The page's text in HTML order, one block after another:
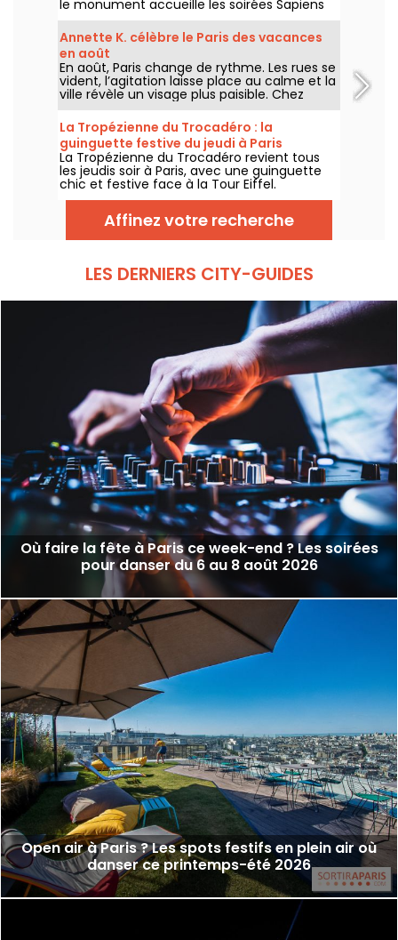
le monument accueille les soirées Sapiens
Tower avec Agoria et plusieurs artistes de la
scène électro, chaque jeudi au premier
étage.
Annette K. célèbre le Paris des vacances
en août
En août, Paris change de rythme. Les rues se
vident, l’agitation laisse place au calme et la
ville révèle un visage plus paisible. Chez
Annette K., on profite de cette parenthèse
unique pour prolonger l’esprit des vacances,
les pieds presque dans l’eau, avant le retour
à la rentrée.
La Tropézienne du Trocadéro : la
guinguette festive du jeudi à Paris
La Tropézienne du Trocadéro revient tous
les jeudis soir à Paris, avec une guinguette
chic et festive face à la Tour Eiffel.
Affinez votre recherche
LES DERNIERS CITY-GUIDES
Où faire la fête à Paris ce week-end ? Les soirées
pour danser du 6 au 8 août 2026
Open air à Paris ? Les spots festifs en plein air où
danser ce printemps-été 2026